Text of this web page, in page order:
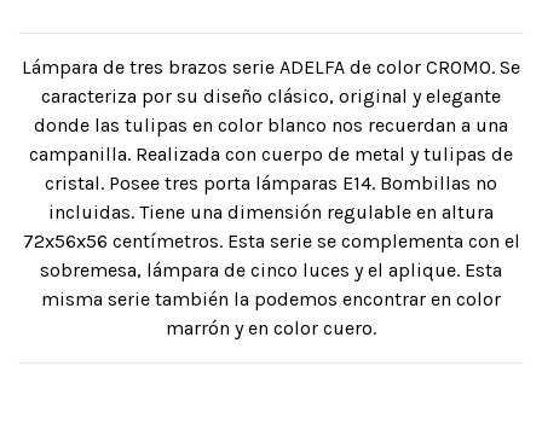
Lámpara de tres brazos serie ADELFA de color CROMO. Se
caracteriza por su diseño clásico, original y elegante
donde las tulipas en color blanco nos recuerdan a una
campanilla. Realizada con cuerpo de metal y tulipas de
cristal. Posee tres porta lámparas E14. Bombillas no
incluidas. Tiene una dimensión regulable en altura
72x56x56 centímetros. Esta serie se complementa con el
sobremesa, lámpara de cinco luces y el aplique. Esta
misma serie también la podemos encontrar en color
marrón y en color cuero.